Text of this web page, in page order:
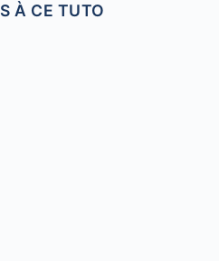
À CE TUTO